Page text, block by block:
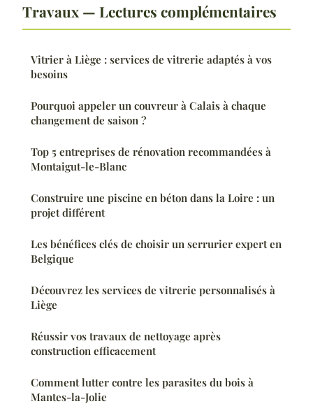
Travaux — Lectures complémentaires
Vitrier à Liège : services de vitrerie adaptés à vos
besoins
Pourquoi appeler un couvreur à Calais à chaque
changement de saison ?
Top 5 entreprises de rénovation recommandées à
Montaigut-le-Blanc
Construire une piscine en béton dans la Loire : un
projet différent
Les bénéfices clés de choisir un serrurier expert en
Belgique
Découvrez les services de vitrerie personnalisés à
Liège
Réussir vos travaux de nettoyage après
construction efficacement
Comment lutter contre les parasites du bois à
Mantes-la-Jolie